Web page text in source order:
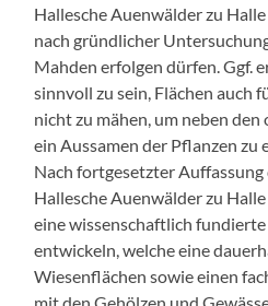
Hallesche Auenwälder zu
nach gründlicher
Mahden erfolgen dürfen. Ggf.
sinnvoll zu sein, Flächen auch
nicht zu mähen, um neben
ein Aussamen der Pflanzen zu
Nach fortgesetzter
Hallesche Auenwälder zu
eine wissenschaftlich
entwickeln, welche eine
Wiesenflächen sowie einen